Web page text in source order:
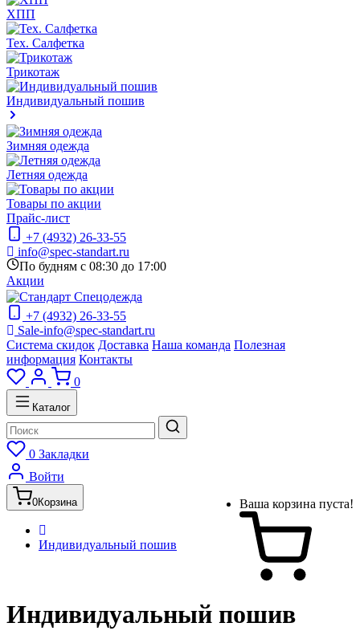
ХПП
Тех. Салфетка
Трикотаж
Индивидуальный пошив
Зимняя одежда
Летняя одежда
Товары по акции
Прайс-лист
+7 (4932) 26-33-55
info@spec-standart.ru
По будням с 08:30 до 17:00
Акции
+7 (4932) 26-33-55
Sale-info@spec-standart.ru
Система скидок Доставка Наша команда Полезная
информация Контакты
0
Каталог
0 Закладки
Войти
0Корзина Ваша корзина пуста!
Индивидуальный пошив
Индивидуальный пошив